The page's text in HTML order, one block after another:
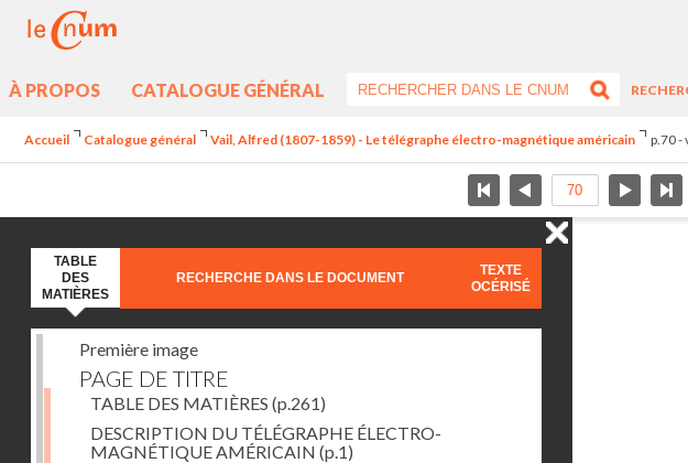
À PROPOS CATALOGUE GÉNÉRAL
Accueil Catalogue général Vail, Alfred (1807-1859) - Le télégraphe électro-magnétique américain p.70 -
TABLE
DES
MATIÈRES
RECHERCHE DANS LE DOCUMENT
TEXTE
OCÉRISÉ
Première image
PAGE DE TITRE
TABLE DES MATIÈRES (p.261)
DESCRIPTION DU TÉLÉGRAPHE ÉLECTRO-
MAGNÉTIQUE AMÉRICAIN (p.1)